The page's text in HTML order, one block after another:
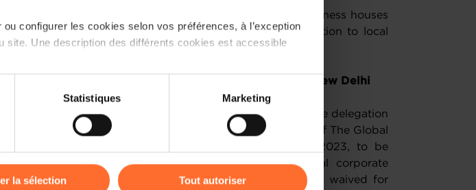
configurer les cookies selon vos préférences, à l’exception
Une description des différents cookies est accessible
(ex : lecture de vidéos, partage sur les réseaux
de l’affichage du site) peuvent être affectées en
Statistiques Marketing
la sélection Tout autoriser
will create an opportunity to interact with leading business houses
decision makers from the Government of India in addition to local
Uttar Pradesh.
(GBS), 17-18 February 2023, New Delhi
/ Chairman of the Board of international companies, in the delegation
the option to extend the stay and attend the 7th edition of The Global
Summit (GBS) in New Delhi on 17 and 18 February 2023, to be
by Hon’ble Prime Minister Narendra Modi and global corporate
The registration charges of Euro 1200 per head, shall be waived for